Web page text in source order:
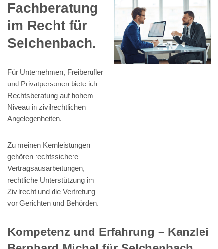
Fachberatung
im Recht für
Selchenbach.
Für Unternehmen, Freiberufler
und Privatpersonen biete ich
Rechtsberatung auf hohem
Niveau in zivilrechtlichen
Angelegenheiten.
Zu meinen Kernleistungen
gehören rechtssichere
Vertragsausarbeitungen,
rechtliche Unterstützung im
Zivilrecht und die Vertretung
vor Gerichten und Behörden.
Kompetenz und Erfahrung – Kanzlei